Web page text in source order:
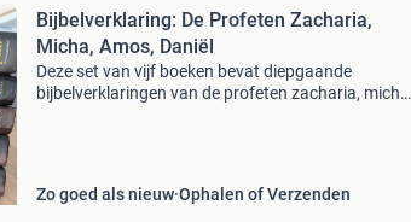
Bijbelverklaring: De Profeten Zacharia,
Micha, Amos, Daniël
Deze set van vijf boeken bevat diepgaande
bijbelverklaringen van de profeten zacharia, micha,
Zo goed als nieuw Ophalen of Verzenden